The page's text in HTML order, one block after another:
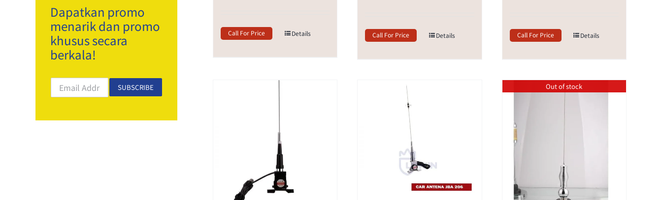
Call For Price Details Call For Price Details Call For Price Details
Out of stock
Dapatkan promo
menarik dan promo
khusus secara
berkala!